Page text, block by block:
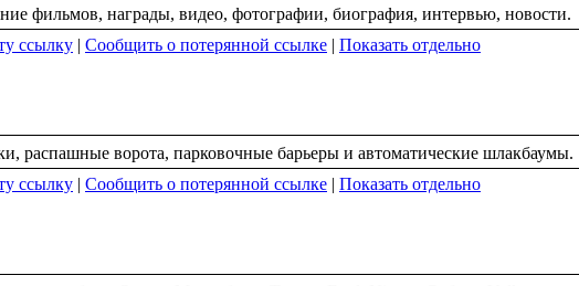
фильмов, награды, видео, фотографии, биография, интервью, новости.
ссылку | Сообщить о потерянной ссылке | Показать отдельно
распашные ворота, парковочные барьеры и автоматические шлакбаумы.
ссылку | Сообщить о потерянной ссылке | Показать отдельно